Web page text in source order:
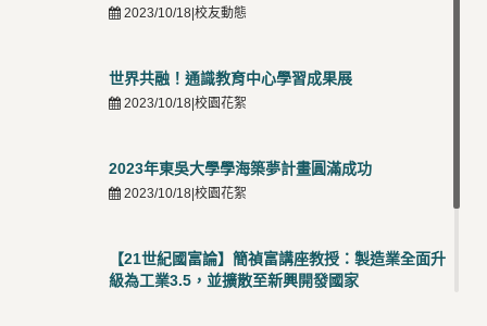
2023/10/18|校友動態
世界共融！通識教育中心學習成果展
2023/10/18|校園花絮
2023年東吳大學學海築夢計畫圓滿成功
2023/10/18|校園花絮
【21世紀國富論】簡禎富講座教授：製造業全面升
級為工業3.5，並擴散至新興開發國家